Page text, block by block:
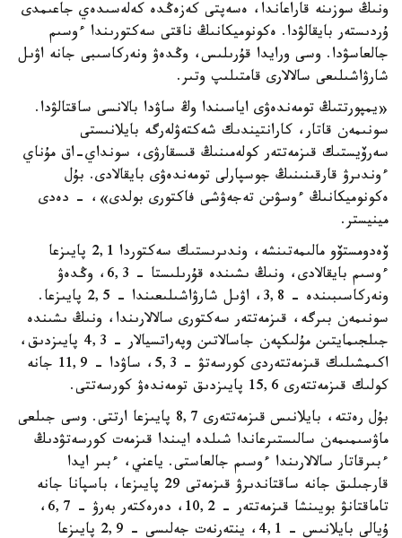
ونىڭ سوزىنە قاراعاندا، ەسەپتى كەزەڭدە كەلەسىدەي جاعىمدى
ۇردىستەر بايقالۋدا. ەكونوميكانىڭ ناقتى سەكتورىندا ءوسىم
جالعاسۋدا. وسى ورايدا قۇرىلىس، وڭدەۋ ونەركاسىبى جانە اۋىل
شارۋاشىلىعى سالالارى قامتىلىپ وتىر.
«يمپورتتىڭ تومەندەۋى اياسىندا وڭ ساۋدا بالانسى ساقتالۋدا.
سونىمەن قاتار، كارانتيندىك شەكتەۋلەرگە بايلانىستى
سەرۆيستىك قىزمەتتەر كولەمىنىڭ قىسقارۋى، سونداي-اق مۇناي
ءوندىرۋ قارقىنىنىڭ جوسپارلى تومەندەۋى بايقالادى. بۇل
ەكونوميكانىڭ ءوسۋىن تەجەۋشى فاكتورى بولدى»، - دەدى
مينيستر.
ۆەدومستۆو مالىمەتىنشە، وندىرىستىك سەكتوردا 2,1 پايىزعا
ءوسىم بايقالادى، ونىڭ ىشىندە قۇرىلىستا - 6,3، وڭدەۋ
ونەركاسىبىندە - 3,8، اۋىل شارۋاشىلىعىندا - 2,5 پايىزعا.
سونىمەن بىرگە، قىزمەتتەر سەكتورى سالالارىندا، ونىڭ ىشىندە
جىلجىمايتىن مۇلىكپەن جاسالاتىن وپەراتسيالار - 4,3 پايىزدىق،
اكىمشىلىك قىزمەتتەردى كورسەتۋ - 5,3، ساۋدا - 11,9 جانە
كولىك قىزمەتتەرى 15,6 پايىزدىق تومەندەۋ كورسەتتى.
بۇل رەتتە، بايلانىس قىزمەتتەرى 8,7 پايىزعا ارتتى. وسى جىلعى
ماۋسىمىمەن سالىستىرعاندا شىلدە ايىندا قىزمەت كورسەتۋدىڭ
ءبىرقاتار سالالارىندا ءوسىم جالعاستى. ياعني، ءبىر ايدا
قارجىلىق جانە ساقتاندىرۋ قىزمەتى 29 پايىزعا، باسپانا جانە
تاماقتانۋ بويىنشا قىزمەتتەر - 10,2، دەرەكتەر بەرۋ - 6,7،
ۇيالى بايلانىس - 4,1، ينتەرنەت جەلىسى - 2,9 پايىزعا